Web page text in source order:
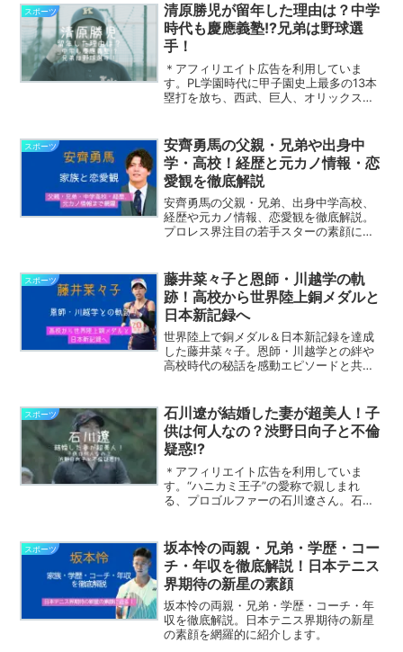
スポーツ
清原勝児が留年した理由は？中学
時代も慶應義塾!?兄弟は野球選
手！
＊アフィリエイト広告を利用していま
す。PL学園時代に甲子園史上最多の13本
塁打を放ち、西武、巨人、オリックスで
つじ）選手。一番熱い視線が注がれる清
原勝児選手は、陽気で明...
スポーツ
安齊勇馬の父親・兄弟や出身中
学・高校！経歴と元カノ情報・恋
愛観を徹底解説
安齊勇馬の父親・兄弟、出身中学高校、
経歴や元カノ情報、恋愛観を徹底解説。
プロレス界注目の若手スターの素顔に迫
スポーツ
藤井菜々子と恩師・川越学の軌
跡！高校から世界陸上銅メダルと
日本新記録へ
世界陸上で銅メダル＆日本新記録を達成
した藤井菜々子。恩師・川越学との絆や
高校時代の秘話を感動エピソードと共に
スポーツ
石川遼が結婚した妻が超美人！子
供は何人なの？渋野日向子と不倫
疑惑!?
＊アフィリエイト広告を利用していま
す。“ハニカミ王子”の愛称で親しまれ
る、プロゴルファーの石川遼さん。石川
ています。そんな石川遼さんが結婚した
妻はどんな女性...
スポーツ
坂本怜の両親・兄弟・学歴・コー
チ・年収を徹底解説！日本テニス
界期待の新星の素顔
坂本怜の両親・兄弟・学歴・コーチ・年
収を徹底解説。日本テニス界期待の新星
の素顔を網羅的に紹介します。